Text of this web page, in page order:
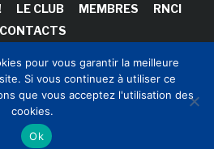
LE CLUB MEMBRES
RNCI
CONTACTS
& Culture CLIC France /
Conseils
pour vous garantir la meilleure
Si vous continuez à utiliser ce
que vous acceptez l'utilisation des
cookies.
Ok